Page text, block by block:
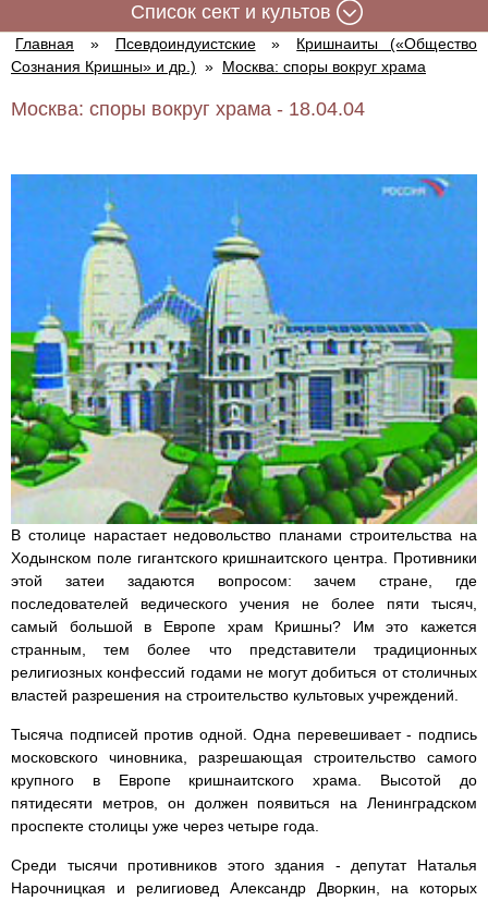
Cписок сект и культов
Главная » Псевдоиндуистские »
Кришнаиты («Общество
Сознания Кришны» и др.) » Москва: споры вокруг храма
Москва: споры вокруг храма - 18.04.04
В столице нарастает недовольство планами строительства на
Ходынском поле гигантского кришнаитского центра. Противники
этой затеи задаются вопросом: зачем стране, где
последователей ведического учения не более пяти тысяч,
самый большой в Европе храм Кришны? Им это кажется
странным, тем более что представители традиционных
религиозных конфессий годами не могут добиться от столичных
властей разрешения на строительство культовых учреждений.
Тысяча подписей против одной. Одна перевешивает - подпись
московского чиновника, разрешающая строительство самого
крупного в Европе кришнаитского храма. Высотой до
пятидесяти метров, он должен появиться на Ленинградском
проспекте столицы уже через четыре года.
Среди тысячи противников этого здания - депутат Наталья
Нарочницкая и религиовед Александр Дворкин, на которых